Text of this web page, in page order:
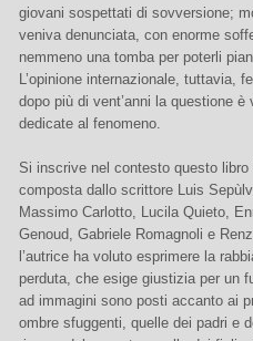
giovani sospettati di sovversione;
veniva denunciata, con enorme
nemmeno una tomba per poterli
L’opinione internazionale, tuttavia,
dopo più di vent’anni la questione
dedicate al fenomeno.
Si inscrive nel contesto questo
composta dallo scrittore Luis
Massimo Carlotto, Lucila Quieto,
Genoud, Gabriele Romagnoli e
l’autrice ha voluto esprimere la
perduta, che esige giustizia per un
ad immagini sono posti accanto ai
ombre sfuggenti, quelle dei padri e